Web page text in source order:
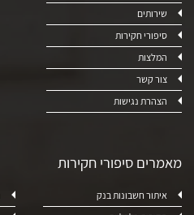
שירותים
סיפורי חקירות
המלצות
צור קשר
הצהרת נגישות
מאמרים סיפורי חקירות
איתור חשבונות בנק